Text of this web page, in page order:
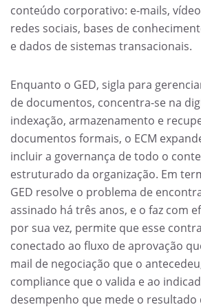
conteúdo corporativo: e-mails,
redes sociais, bases de
e dados de sistemas transacionais.
Enquanto o GED, sigla para
de documentos, concentra-se na
indexação, armazenamento e
documentos formais, o ECM
incluir a governança de todo o
estruturado da organização. Em
GED resolve o problema de
assinado há três anos, e o faz com
por sua vez, permite que esse
conectado ao fluxo de aprovação
mail de negociação que o
compliance que o valida e ao
desempenho que mede o resultado